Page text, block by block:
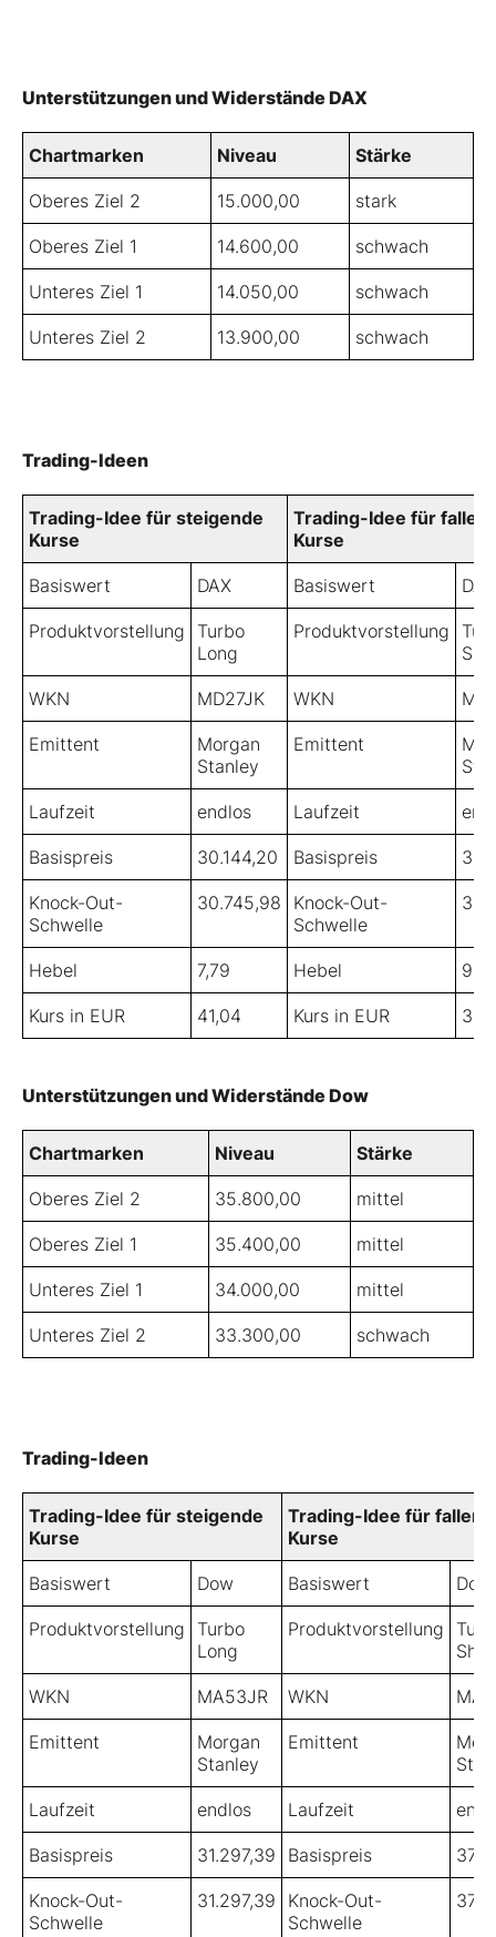
Unterstützungen und Widerstände DAX
Chartmarken Niveau Stärke
Oberes Ziel 2 15.000,00 stark
Oberes Ziel 1 14.600,00 schwach
Unteres Ziel 1 14.050,00 schwach
Unteres Ziel 2 13.900,00 schwach
Trading-Ideen
Trading-Idee für steigende
Kurse
Trading-Idee für
Kurse
Basiswert DAX Basiswert DAX
Produktvorstellung
Turbo
Long
Produktvorstellung
WKN MD27JK WKN
Emittent
Morgan
Stanley
Emittent
Laufzeit endlos Laufzeit
Basispreis 30.144,20 Basispreis
Knock-Out-
Schwelle
30.745,98
Knock-Out-
Schwelle
Hebel 7,79 Hebel
Kurs in EUR 41,04 Kurs in EUR
Unterstützungen und Widerstände Dow
Chartmarken Niveau Stärke
Oberes Ziel 2 35.800,00 mittel
Oberes Ziel 1 35.400,00 mittel
Unteres Ziel 1 34.000,00 mittel
Unteres Ziel 2 33.300,00 schwach
Trading-Ideen
Trading-Idee für steigende
Kurse
Trading-Idee für
Kurse
Basiswert Dow Basiswert Dow
Produktvorstellung
Turbo
Long
Produktvorstellung
WKN MA53JR WKN
Emittent
Morgan
Stanley
Emittent
Laufzeit endlos Laufzeit
Basispreis 31.297,39 Basispreis
Knock-Out-
Schwelle
31.297,39
Knock-Out-
Schwelle